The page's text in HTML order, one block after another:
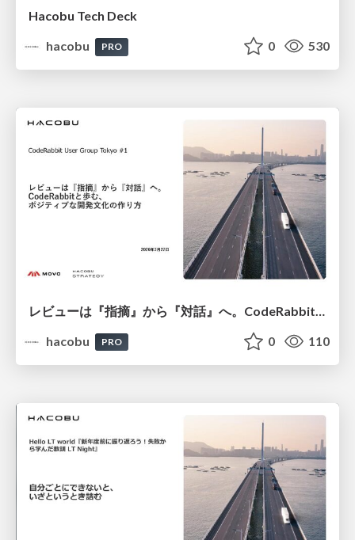
Hacobu Tech Deck
hacobu
PRO 0 530
レビューは『指摘』から『対話』へ。​CodeRabbitと歩む、ポジティブな開発文化の作り方​/登壇資料（松本 寛地​）
hacobu
PRO 0 110